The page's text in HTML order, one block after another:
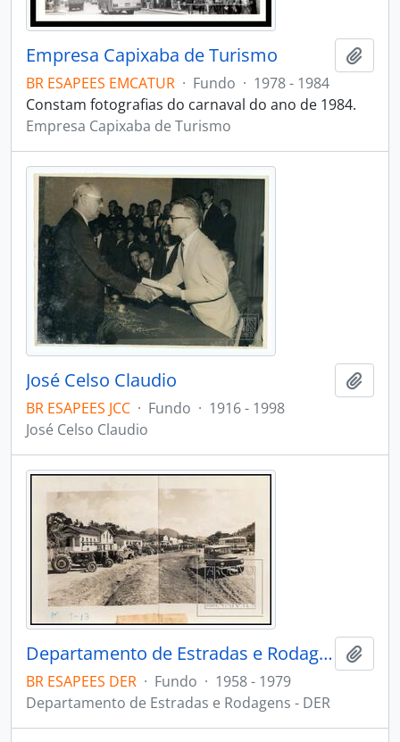
Empresa Capixaba de Turismo
BR ESAPEES EMCATUR · Fundo · 1978 - 1984
Constam fotografias do carnaval do ano de 1984.
Empresa Capixaba de Turismo
José Celso Claudio
BR ESAPEES JCC · Fundo · 1916 - 1998
José Celso Claudio
Departamento de Estradas e Rodagens - DER
BR ESAPEES DER · Fundo · 1958 - 1979
Departamento de Estradas e Rodagens - DER